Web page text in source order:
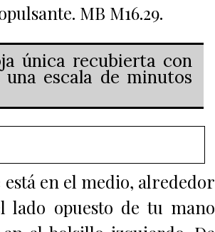
MB M16.29.
única recubierta con
escala de minutos
en el medio, alrededor
opuesto de tu mano